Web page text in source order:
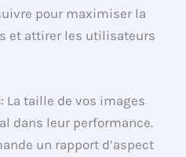
pour maximiser la
et attirer les utilisateurs
: La taille de vos images
dans leur performance.
un rapport d’aspect